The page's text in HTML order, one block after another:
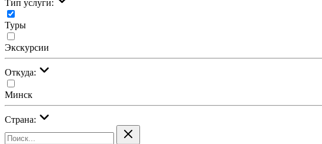
Тип услуги:
Туры
Экскурсии
Откуда:
Минск
Страна: